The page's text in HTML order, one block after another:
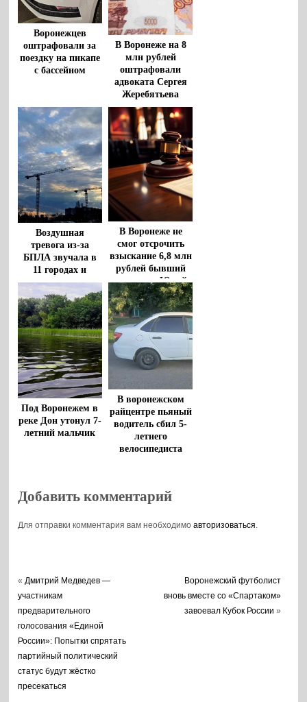
Воронежцев
оштрафовали за
поездку на пикапе
с бассейном
В Воронеже на 8
млн рублей
оштрафовали
адвоката Сергея
Жеребятьева
Воздушная
тревога из-за
БПЛА звучала в
11 городах и
районах
Воронежской
области
В Воронеже не
смог отсрочить
взыскание 6,8 млн
рублей бывший
чиновник Юрий
Бавыкин
Под Воронежем в
реке Дон утонул 7-
летний мальчик
В воронежском
райцентре пьяный
водитель сбил 5-
летнего
велосипедиста
Добавить комментарий
Для отправки комментария вам необходимоавторизоваться
« Дмитрий Медведев —
участникам
предварительного
голосования «Единой
России»: Попытки спрятать
партийный политический
статус будут жёстко
пресекаться
Воронежский футболист
вновь вместе со «Спартаком»
завоевал Кубок России »